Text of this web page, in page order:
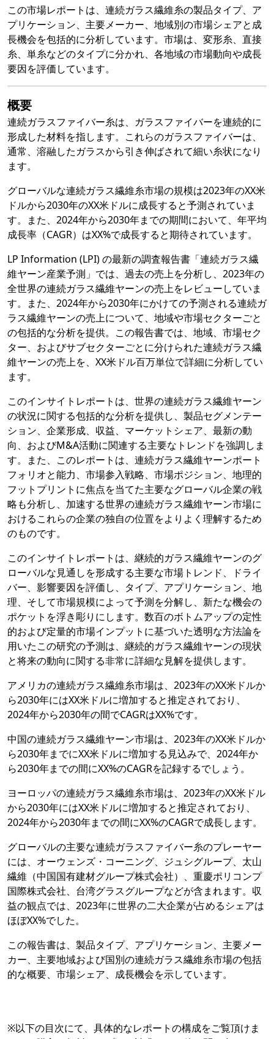
この市場レポートは、連続ガラス繊維糸の製品タイプ、ア
プリケーション、主要メーカー、地域別の市場シェアと成
長機会を包括的に分析しています。市場は、変形糸、直接
糸、単糸などのタイプに分かれ、各地域の市場動向や成長
要因を評価しています。
概要
連続ガラスファイバー糸は、ガラスファイバーを連続的に
形成した材料を指します。これらのガラスファイバーは、
通常、溶融したガラスから引き伸ばされて細い糸状になり
ます。
グローバルな連続ガラス繊維糸市場の規模は2023年のXX米
ドルから2030年のXX米ドルに成長すると予測されていま
す。また、2024年から2030年までの期間において、年平均
成長率（CAGR）はXX%で成長すると期待されています。
LP Information (LPI) の最新の調査報告書「連続ガラス繊
維ヤーン産業予測」では、過去の売上を分析し、2023年の
全世界の連続ガラス繊維ヤーンの売上をレビューしていま
す。また、2024年から2030年にかけての予測される連続ガ
ラス繊維ヤーンの売上について、地域や市場セクターごと
の包括的な分析を提供。この報告書では、地域、市場セク
ター、およびサブセクターごとに分けられた連続ガラス繊
維ヤーンの売上を、XX米ドル百万単位で詳細に分析してい
ます。
このインサイトレポートは、世界の連続ガラス繊維ヤーン
の状況に関する包括的な分析を提供し、製品セグメンテー
ション、企業形成、収益、マーケットシェア、最新の動
向、およびM&A活動に関連する主要なトレンドを強調しま
す。また、このレポートは、連続ガラス繊維ヤーンポート
フォリオと能力、市場参入戦略、市場ポジション、地理的
フットプリントに焦点を当てた主要なグローバル企業の戦
略も分析し、加速する世界の連続ガラス繊維ヤーン市場に
おけるこれらの企業の独自の位置をよりよく理解するため
のものです。
このインサイトレポートは、継続的ガラス繊維ヤーンのグ
ローバルな見通しを形成する主要な市場トレンド、ドライ
バー、影響要因を評価し、タイプ、アプリケーション、地
理、そして市場規模によって予測を分解し、新たな機会の
ポケットを浮き彫りにします。数百のボトムアップの定性
的および定量的市場インプットに基づいた透明な方法論を
用いたこの研究の予測は、継続的ガラス繊維ヤーンの現状
と将来の動向に関する非常に詳細な見解を提供します。
アメリカの連続ガラス繊維糸市場は、2023年のXX米ドルか
ら2030年にはXX米ドルに増加すると推定されており、
2024年から2030年の間でCAGRはXX%です。
中国の連続ガラス繊維ヤーン市場は、2023年のXX米ドルか
ら2030年までにXX米ドルに増加する見込みで、2024年か
ら2030年までの間にXX%のCAGRを記録するでしょう。
ヨーロッパの連続ガラス繊維糸市場は、2023年のXX米ドル
から2030年にはXX米ドルに増加すると推定されており、
2024年から2030年までの間にXX%のCAGRで成長します。
グローバルの主要な連続ガラスファイバー糸のプレーヤー
には、オーウェンズ・コーニング、ジュシグループ、太山
繊維（中国国有建材グループ株式会社）、重慶ポリコンプ
国際株式会社、台湾グラスグループなどが含まれます。収
益の観点では、2023年に世界の二大企業が占めるシェアは
ほぼXX%でした。
この報告書は、製品タイプ、アプリケーション、主要メー
カー、主要地域および国別の連続ガラス繊維糸市場の包括
的な概要、市場シェア、成長機会を示しています。
※以下の目次にて、具体的なレポートの構成をご覧頂けま